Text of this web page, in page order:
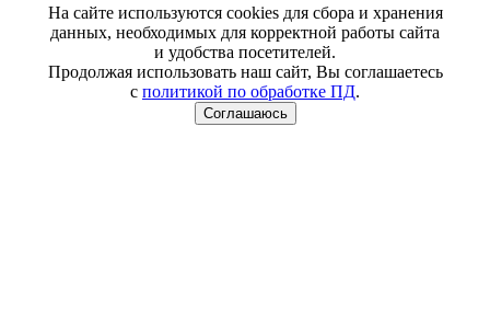
На сайте используются cookies для сбора и хранения
данных, необходимых для корректной работы сайта
и удобства посетителей.
Продолжая использовать наш сайт, Вы соглашаетесь
с политикой по обработке ПД.
Соглашаюсь